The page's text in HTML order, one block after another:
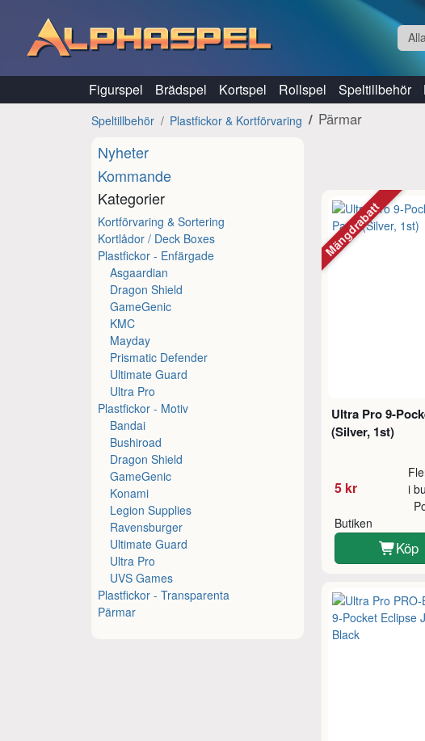
Figurspel Brädspel Kortspel Rollspel Speltillbehör
Speltillbehör Plastfickor & Kortförvaring Pärmar
Nyheter
Kommande
Kategorier
Kortförvaring & Sortering
Kortlådor / Deck Boxes
Plastfickor - Enfärgade
Asgaardian
Dragon Shield
GameGenic
KMC
Mayday
Prismatic Defender
Ultimate Guard
Ultra Pro
Plastfickor - Motiv
Bandai
Bushiroad
Dragon Shield
GameGenic
Konami
Legion Supplies
Ravensburger
Ultimate Guard
Ultra Pro
UVS Games
Plastfickor - Transparenta
Pärmar
Ultra Pro 9-
(Silver, 1st)
5 kr
i
Butiken
Köp
Mängdrabatt